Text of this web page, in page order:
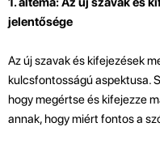
jelentősége
Az új szavak és kifejezések
kulcsfontosságú aspektusa.
hogy megértse és kifejezze
annak, hogy miért fontos a